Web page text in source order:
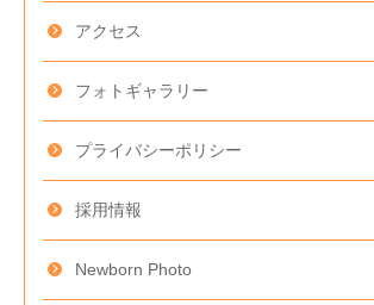
アクセス
フォトギャラリー
プライバシーポリシー
採用情報
Newborn Photo